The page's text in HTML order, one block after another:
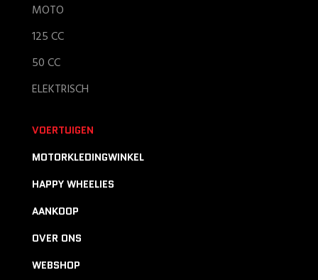
MOTO
125 CC
50 CC
ELEKTRISCH
VOERTUIGEN
MOTORKLEDINGWINKEL
HAPPY WHEELIES
AANKOOP
OVER ONS
WEBSHOP